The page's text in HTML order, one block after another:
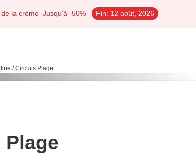
la crème Jusqu'à -50% Fin: 12 août, 2026
/ Circuits Plage